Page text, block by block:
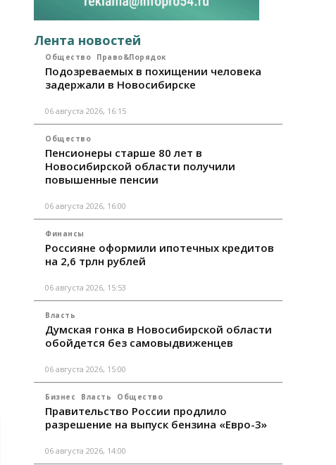
Лента новостей
Общество Право&Порядок
Подозреваемых в похищении человека
задержали в Новосибирске
06 августа 2026, 16:15
Общество
Пенсионеры старше 80 лет в
Новосибирской области получили
повышенные пенсии
06 августа 2026, 16:00
Финансы
Россияне оформили ипотечных кредитов
на 2,6 трлн рублей
06 августа 2026, 15:53
Власть
Думская гонка в Новосибирской области
обойдется без самовыдвиженцев
06 августа 2026, 15:00
Бизнес Власть Общество
Правительство России продлило
разрешение на выпуск бензина «Евро-3»
06 августа 2026, 14:00